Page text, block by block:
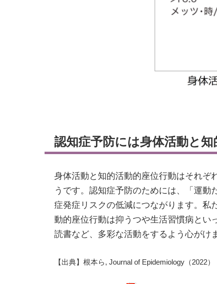
認知症予防には身体活動と
身体活動と知的活動的座位行動はそれぞ
うです。認知症予防のためには、「運
症発症リスクの低減につながります。私
動的座位行動は抑うつや生活習慣病とい
読書など、多彩な活動をするよう心がけ
【出典】根本ら, Journal of Epidemiology（2022）